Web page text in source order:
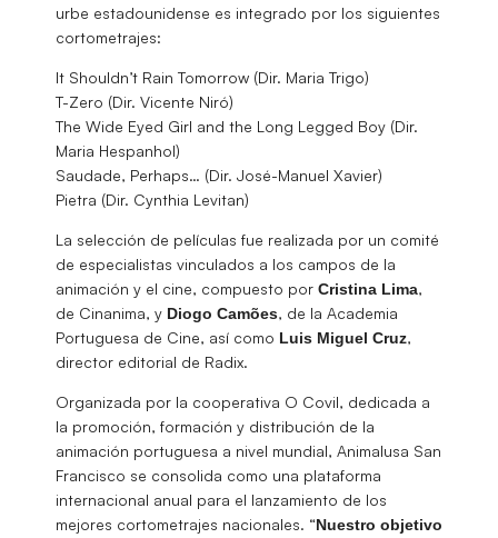
urbe estadounidense es integrado por los siguientes
cortometrajes:
It Shouldn’t Rain Tomorrow (Dir. Maria Trigo)
T-Zero (Dir. Vicente Niró)
The Wide Eyed Girl and the Long Legged Boy (Dir.
Maria Hespanhol)
Saudade, Perhaps… (Dir. José-Manuel Xavier)
Pietra (Dir. Cynthia Levitan)
La selección de películas fue realizada por un comité
de especialistas vinculados a los campos de la
animación y el cine, compuesto por Cristina Lima,
de Cinanima, y Diogo Camões, de la Academia
Portuguesa de Cine, así como Luis Miguel Cruz,
director editorial de Radix.
Organizada por la cooperativa O Covil, dedicada a
la promoción, formación y distribución de la
animación portuguesa a nivel mundial, Animalusa San
Francisco se consolida como una plataforma
internacional anual para el lanzamiento de los
mejores cortometrajes nacionales. “Nuestro objetivo